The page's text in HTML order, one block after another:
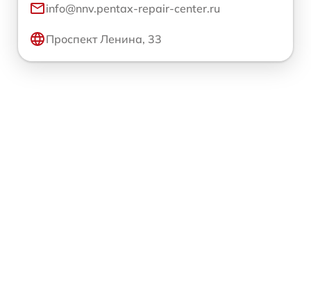
info@nnv.pentax-repair-center.ru
Проспект Ленина, 33